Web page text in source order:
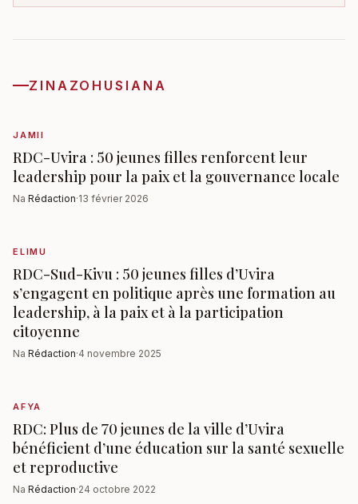
ZINAZOHUSIANA
JAMII
RDC-Uvira : 50 jeunes filles renforcent leur
leadership pour la paix et la gouvernance locale
Na Rédaction·13 février 2026
ELIMU
RDC-Sud-Kivu : 50 jeunes filles d’Uvira
s’engagent en politique après une formation au
leadership, à la paix et à la participation
citoyenne
Na Rédaction·4 novembre 2025
AFYA
RDC: Plus de 70 jeunes de la ville d’Uvira
bénéficient d’une éducation sur la santé sexuelle
et reproductive
Na Rédaction·24 octobre 2022